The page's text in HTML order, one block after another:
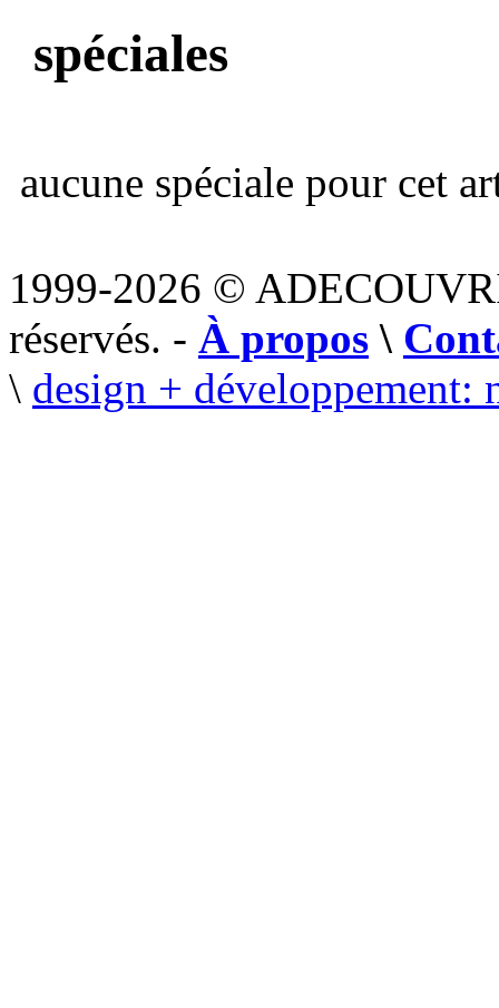
spéciales
aucune spéciale pour cet
1999-2026 ©
réservés. - À propos \
\ design + développement: